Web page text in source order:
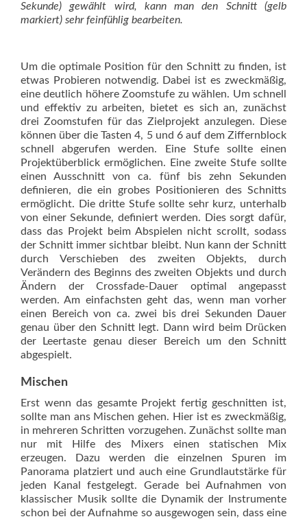
Sekunde) gewählt wird, kann man den Schnitt (gelb
markiert) sehr feinfühlig bearbeiten.
Um die optimale Position für den Schnitt zu finden, ist
etwas Probieren notwendig. Dabei ist es zweckmäßig,
eine deutlich höhere Zoomstufe zu wählen. Um schnell
und effektiv zu arbeiten, bietet es sich an, zunächst
drei Zoomstufen für das Zielprojekt anzulegen. Diese
können über die ­Tasten 4, 5 und 6 auf dem Ziffernblock
schnell abgerufen werden. Eine Stufe ­sollte einen
Projektüberblick ermöglichen. Eine zweite Stufe sollte
einen Ausschnitt von ca. fünf bis zehn Sekunden
definieren, die ein grobes Positionieren des Schnitts
ermöglicht. Die dritte Stufe sollte sehr kurz, unterhalb
von einer Sekunde, definiert werden. Dies sorgt dafür,
dass das Projekt beim Abspielen nicht scrollt, sodass
der Schnitt immer sichtbar bleibt. Nun kann der Schnitt
durch Verschieben des zweiten Objekts, durch
Verändern des Beginns des zweiten Objekts und durch
Ändern der Crossfade-Dauer optimal angepasst
werden. Am einfachsten geht das, wenn man vorher
einen Bereich von ca. zwei bis drei Sekunden Dauer
genau über den Schnitt legt. Dann wird beim Drücken
der Leertaste genau dieser Bereich um den Schnitt
abgespielt.
Mischen
Erst wenn das gesamte Projekt fertig geschnitten ist,
sollte man ans Mischen gehen. Hier ist es zweckmäßig,
in mehreren Schritten vorzugehen. Zunächst sollte man
nur mit Hilfe des Mixers einen statischen Mix
erzeugen. Dazu werden die einzelnen Spuren im
Panorama platziert und auch eine Grundlautstärke für
jeden Kanal festgelegt. Gerade bei Aufnahmen von
klassischer Musik sollte die Dynamik der Inst­rumente
schon bei der Aufnahme so ausgewogen sein, dass eine